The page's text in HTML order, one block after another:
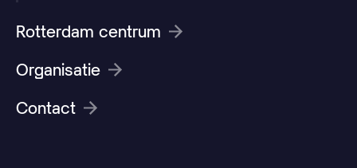
Rotterdam centrum
Organisatie
Contact